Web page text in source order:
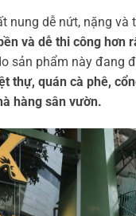
nung dễ nứt, nặng và
và dễ thi công hơn
sản phẩm này đang
thự, quán cà phê,
hàng sân vườn.